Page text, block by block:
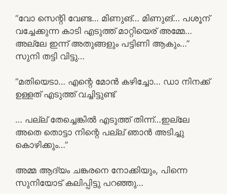
“വോ സെന്റി വേണ്ട… മിണുങ്… മിണുങ്… പശൂന്
വച്ചേക്കുന്ന കാടി എടുത്ത് മാറ്റിയെര് അമ്മേ…
അല്ലേ ഇന്ന് അതുങ്ങളും പട്ടിണി ആകും…”
സുനി തട്ടി വിട്ടു…
“മതിയെടാ… എന്റെ മോൻ കഴിച്ചോ… ഡാ നിനക്ക്
ഉള്ളത് എടുത്ത് വച്ചിട്ടുണ്ട്
… പല്ല് തേച്ചെങ്കിൽ എടുത്ത് തിന്ന്…ഇല്ലേ
അതെ തൊട്ടാ നിന്റെ പല്ല് ഞാൻ അടിച്ചു
കൊഴിക്കും…”
അമ്മ ആദ്യം ചങ്കരനെ നോക്കിയും, പിന്നെ
സുനിയോട് കലിപ്പിട്ടു പറഞ്ഞു…